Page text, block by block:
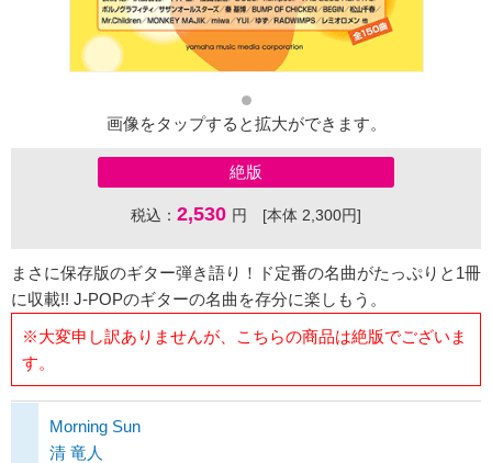
画像をタップすると拡大ができます。
絶版
税込： 2,530 円 [本体 2,300円]
まさに保存版のギター弾き語り！ド定番の名曲がたっぷりと1冊
に収載!! J-POPのギターの名曲を存分に楽しもう。
※大変申し訳ありませんが、こちらの商品は絶版でございま
す。
Morning Sun
清 竜人